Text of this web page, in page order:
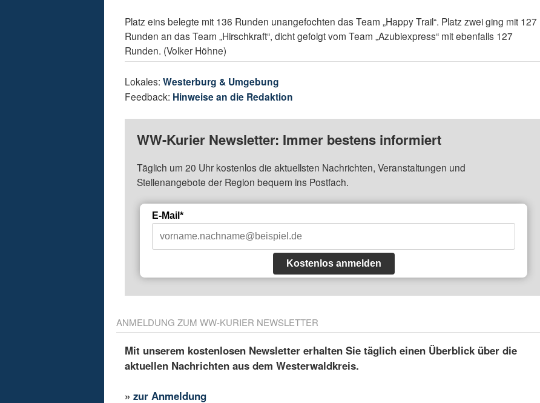
Platz eins belegte mit 136 Runden unangefochten das Team „Happy Trail“. Platz zwei ging mit 127
Runden an das Team „Hirschkraft“, dicht gefolgt vom Team „Azubiexpress“ mit ebenfalls 127
Runden. (Volker Höhne)
Lokales:Westerburg & Umgebung
Feedback: Hinweise an die Redaktion
WW-Kurier Newsletter: Immer bestens informiert
Täglich um 20 Uhr kostenlos die aktuellsten Nachrichten, Veranstaltungen und
Stellenangebote der Region bequem ins Postfach.
E-Mail*
Kostenlos anmelden
ANMELDUNG ZUM WW-KURIER NEWSLETTER
Mit unserem kostenlosen Newsletter erhalten Sie täglich einen Überblick über die
aktuellen Nachrichten aus dem Westerwaldkreis.
»zur Anmeldung